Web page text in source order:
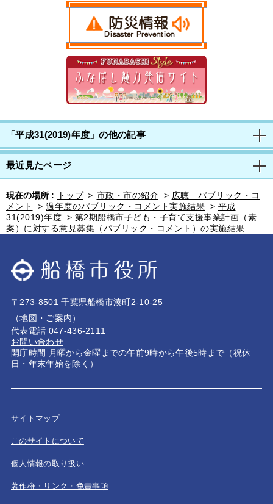
「平成31(2019)年度」の他の記事
最近見たページ
現在の場所 : トップ > 市政・市の紹介 > 広聴 パブリック・コ
メント
> 過年度のパブリック・コメント実施結果 > 平成
31(2019)年度 > 第2期船橋市子ども・子育て支援事業計画（素
案）に対する意見募集（パブリック・コメント）の実施結果
〒273-8501 千葉県船橋市湊町2-10-25
（地図・ご案内）
代表電話 047-436-2111
お問い合わせ
開庁時間 月曜から金曜までの午前9時から午後5時まで（祝休
日・年末年始を除く）
サイトマップ
このサイトについて
個人情報の取り扱い
著作権・リンク・免責事項